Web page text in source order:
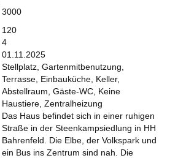
3000
120
4
01.11.2025
Stellplatz, Gartenmitbenutzung,
Terrasse, Einbauküche, Keller,
Abstellraum, Gäste-WC, Keine
Haustiere, Zentralheizung
Das Haus befindet sich in einer ruhigen
Straße in der Steenkampsiedlung in HH
Bahrenfeld. Die Elbe, der Volkspark und
ein Bus ins Zentrum sind nah. Die